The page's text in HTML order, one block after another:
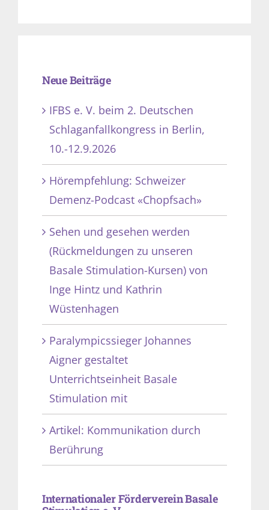
Neue Beiträge
IFBS e. V. beim 2. Deutschen
Schlaganfallkongress in Berlin,
10.-12.9.2026
Hörempfehlung: Schweizer
Demenz-Podcast «Chopfsach»
Sehen und gesehen werden
(Rückmeldungen zu unseren
Basale Stimulation-Kursen) von
Inge Hintz und Kathrin
Wüstenhagen
Paralympicssieger Johannes
Aigner gestaltet
Unterrichtseinheit Basale
Stimulation mit
Artikel: Kommunikation durch
Berührung
Internationaler Förderverein Basale